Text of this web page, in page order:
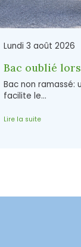
Lundi 3 août 2026
Bac oublié
Bac non ramassé:
facilite le...
Lire la suite